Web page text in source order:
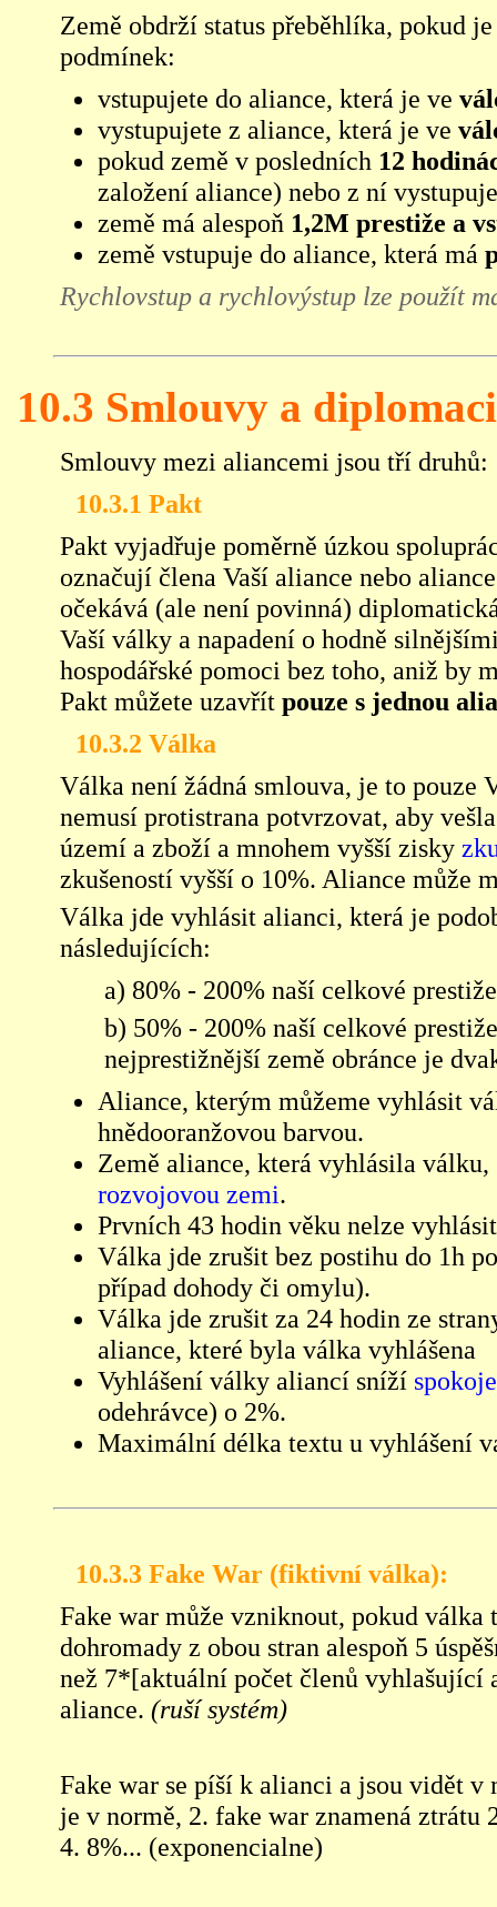
Země obdrží status přeběhlíka, pokud
podmínek:
vstupujete do aliance, která je ve
vystupujete z aliance, která je ve
pokud země v posledních 12
založení aliance) nebo z ní vystupuje
země má alespoň 1,2M prestiže a
země vstupuje do aliance, která má
Rychlovstup a rychlovýstup lze použít
10.3 Smlouvy a
Smlouvy mezi aliancemi jsou tří druhů:
10.3.1 Pakt
Pakt vyjadřuje poměrně úzkou
označují člena Vaší aliance nebo
očekává (ale není povinná)
Vaší války a napadení o hodně
hospodářské pomoci bez toho, aniž by
Pakt můžete uzavřít pouze s jednou
10.3.2 Válka
Válka není žádná smlouva, je to
nemusí protistrana potvrzovat, aby
území a zboží a mnohem vyšší zisky
zkušeností vyšší o 10%. Aliance může
Válka jde vyhlásit alianci, která je
následujících:
a) 80% - 200% naší celkové prestiže
b) 50% - 200% naší celkové
nejprestižnější země obránce je
Aliance, kterým můžeme vyhlásit
hnědooranžovou barvou.
Země aliance, která vyhlásila
rozvojovou zemi.
Prvních 43 hodin věku nelze
Válka jde zrušit bez postihu do 1h
případ dohody či omylu).
Válka jde zrušit za 24 hodin ze
aliance, které byla válka vyhlášena
Vyhlášení války aliancí sníží
odehrávce) o 2%.
Maximální délka textu u vyhlášení
10.3.3 Fake War (fiktivní válka):
Fake war může vzniknout, pokud válka
dohromady z obou stran alespoň 5
než 7*[aktuální počet členů vyhlašující
aliance. (ruší systém)
Fake war se píší k alianci a jsou vidět v
je v normě, 2. fake war znamená ztrátu
4. 8%... (exponencialne)